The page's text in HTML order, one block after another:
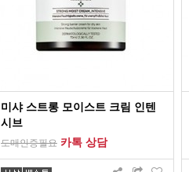
미샤 스트롱 모이스트 크림 인텐
시브
도매인증필요 카톡 상담